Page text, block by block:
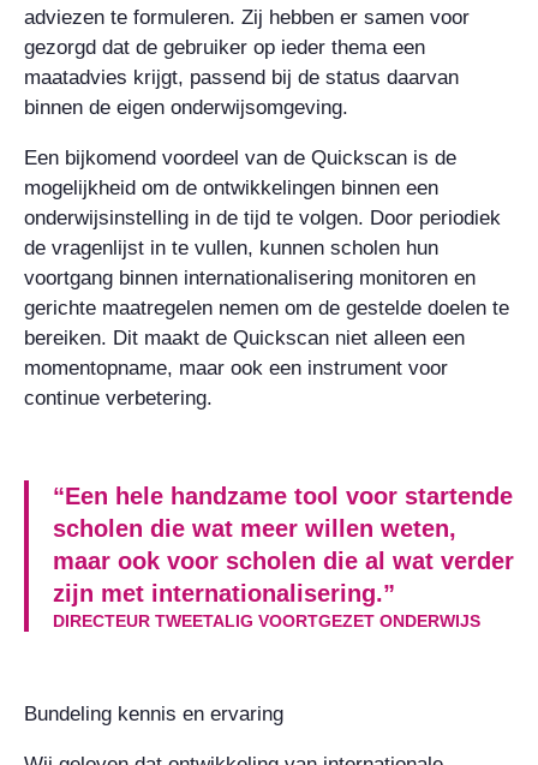
adviezen te formuleren. Zij hebben er samen voor
gezorgd dat de gebruiker op ieder thema een
maatadvies krijgt, passend bij de status daarvan
binnen de eigen onderwijsomgeving.
Een bijkomend voordeel van de Quickscan is de
mogelijkheid om de ontwikkelingen binnen een
onderwijsinstelling in de tijd te volgen. Door periodiek
de vragenlijst in te vullen, kunnen scholen hun
voortgang binnen internationalisering monitoren en
gerichte maatregelen nemen om de gestelde doelen te
bereiken. Dit maakt de Quickscan niet alleen een
momentopname, maar ook een instrument voor
continue verbetering.
“Een hele handzame tool voor startende
scholen die wat meer willen weten,
maar ook voor scholen die al wat verder
zijn met internationalisering.”
DIRECTEUR TWEETALIG VOORTGEZET ONDERWIJS
Bundeling kennis en ervaring